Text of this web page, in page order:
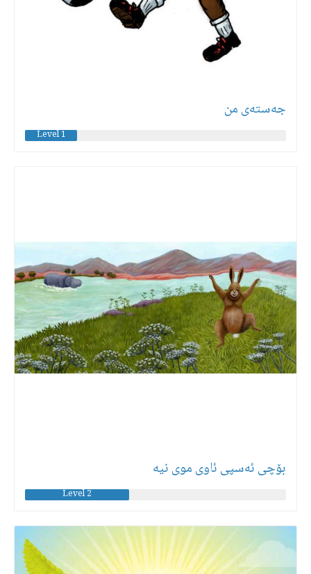
جه‌سته‌ی من
Level 1
بۆچی ئەسپی ئاوی موی نیه
Level 2